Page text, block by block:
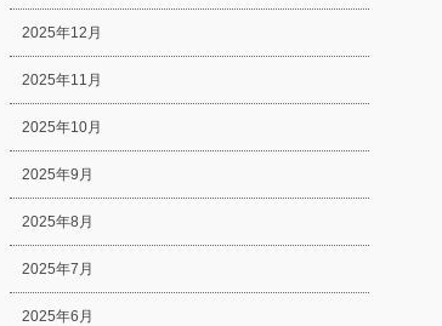
2025年12月
2025年11月
2025年10月
2025年9月
2025年8月
2025年7月
2025年6月